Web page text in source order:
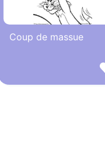
Coup de massue